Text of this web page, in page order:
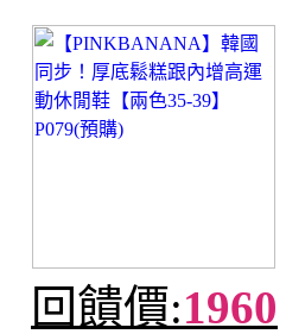
回饋價:1960